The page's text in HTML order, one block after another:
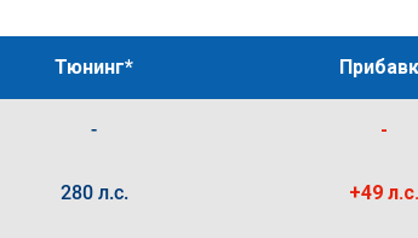
Тюнинг*
- -
280 л.с. +49 л.с.